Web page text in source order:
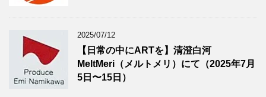
2025/07/12
【日常の中にARTを】清澄白河
MeltMeri（メルトメリ）にて（2025年7月
5日〜15日）